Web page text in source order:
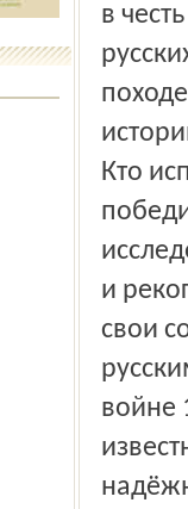
в
Кто
и
свои
войне